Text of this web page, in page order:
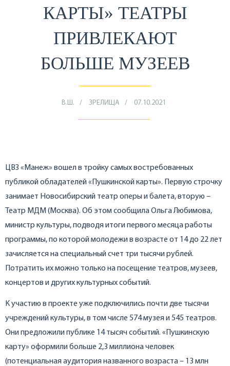
КАРТЫ» ТЕАТРЫ
ПРИВЛЕКАЮТ
БОЛЬШЕ МУЗЕЕВ
В.Ш. ЗРЕЛИЩА 07.10.2021
ЦВЗ «Манеж» вошел в тройку самых востребованных
публикой обладателей «Пушкинской карты». Первую строчку
занимает Новосибирский театр оперы и балета, вторую –
Театр МДМ (Москва). Об этом сообщила Ольга Любимова,
министр культуры, подводя итоги первого месяца работы
программы, по которой молодежи в возрасте от 14 до 22 лет
зачисляется на специальный счет три тысячи рублей.
Потратить их можно только на посещение театров, музеев,
концертов и других культурных событий.
К участию в проекте уже подключились почти две тысячи
учреждений культуры, в том числе 574 музея и 545 театров.
Они предложили публике 14 тысяч событий. «Пушкинскую
карту» оформили больше 2,3 миллиона человек
(потенциальная аудитория названного возраста – 13 млн